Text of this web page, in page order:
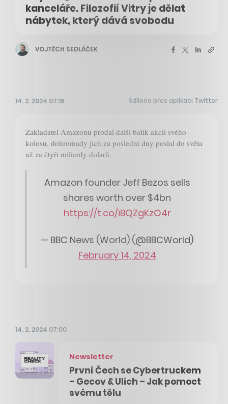
kanceláře. Filozofií Vitry je dělat
nábytek, který dává svobodu
VOJTĚCH SEDLÁČEK
14. 2. 2024 07:16 Sdíleno přes aplikaci Twitter
Zakladatel Amazonu prodal další balík akcií svého
kolosu, dohromady jich za poslední dny poslal do světa
už za čtyři miliardy dolarů.
Amazon founder Jeff Bezos sells
shares worth over $4bn
https://t.co/iBQZgKzO4r
— BBC News (World) (@BBCWorld)
February 14, 2024
14. 2. 2024 07:00
Newsletter
První Čech se Cybertruckem
– Gecov & Ulich – Jak pomoct
svému tělu